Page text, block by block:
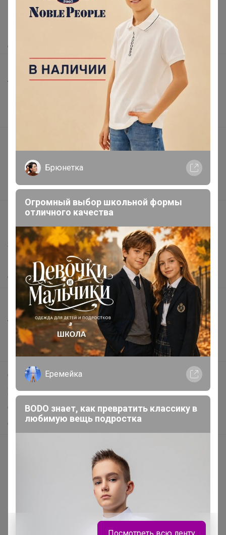
Как сделать заказ?
Шоурумы
Торговые марки
Подарочные сертификаты
Поставщикам
Вакансии
support@24-ok.ru
Написать в поддержку
Защита покупателя
Помощь
О нас
Все предложения
Анонсы
Новости
Поддержка альпак
Самое выгодное
Хиты продаж
Самое желанное
Самое быстрое
Начать зарабатывать с 24-ok
Picabox.ru - Лучшее место для ваших изображений
Розыгрыш - Генератор случайных чисел
Пульс нашего маркетплейса
Брюнетка
Огромный выбор школьной формы
отличного качества
Еремейка
BODO знает, как превратить классику в
любимую вещь подростка
Посмотреть всю ленту